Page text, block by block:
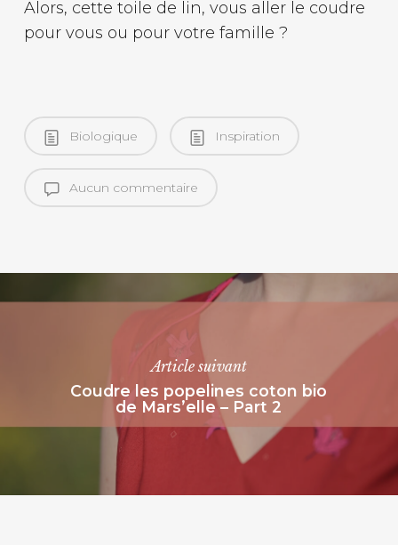
Alors, cette toile de lin, vous aller le coudre
pour vous ou pour votre famille ?
Biologique Inspiration
Aucun commentaire
Article suivant
Coudre les popelines coton bio
de Mars’elle – Part 2